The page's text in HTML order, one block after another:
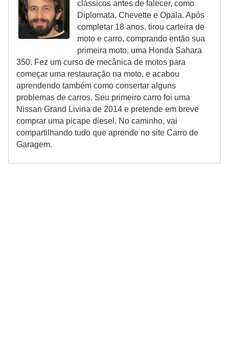
clássicos antes de falecer, como
Diplomata, Chevette e Opala. Após
completar 18 anos, tirou carteira de
moto e carro, comprando então sua
primeira moto, uma Honda Sahara
350. Fez um curso de mecânica de motos para
começar uma restauração na moto, e acabou
aprendendo também como consertar alguns
problemas de carros. Seu primeiro carro foi uma
Nissan Grand Livina de 2014 e pretende em breve
comprar uma picape diesel. No caminho, vai
compartilhando tudo que aprende no site Carro de
Garagem.